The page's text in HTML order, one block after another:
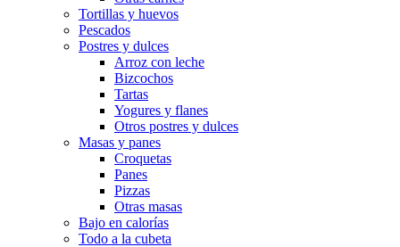
Tortillas y huevos
Pescados
Postres y dulces
Arroz con leche
Bizcochos
Tartas
Yogures y flanes
Otros postres y dulces
Masas y panes
Croquetas
Panes
Pizzas
Otras masas
Bajo en calorías
Todo a la cubeta